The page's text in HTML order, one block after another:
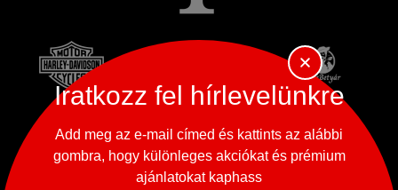
Iratkozz fel hírlevelünkre
Add meg az e-mail címed és kattints az alábbi
gombra, hogy különleges akciókat és prémium
ajánlatokat kaphass